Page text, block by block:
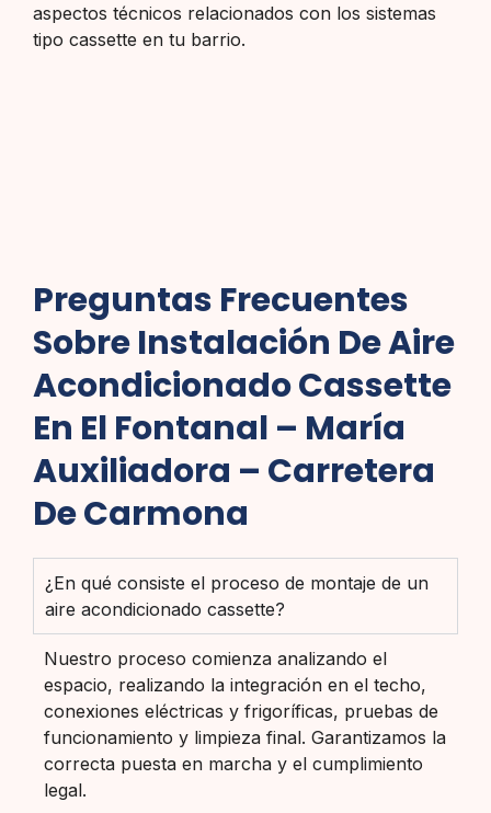
aspectos técnicos relacionados con los sistemas
tipo cassette en tu barrio.
Preguntas Frecuentes
Sobre Instalación De Aire
Acondicionado Cassette
En El Fontanal – María
Auxiliadora – Carretera
De Carmona
¿En qué consiste el proceso de montaje de un
aire acondicionado cassette?
Nuestro proceso comienza analizando el
espacio, realizando la integración en el techo,
conexiones eléctricas y frigoríficas, pruebas de
funcionamiento y limpieza final. Garantizamos la
correcta puesta en marcha y el cumplimiento
legal.